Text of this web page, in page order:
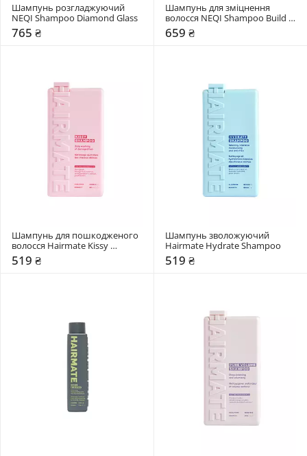
Шампунь розгладжуючий
NEQI Shampoo Diamond Glass
765 ₴
Шампунь для зміцнення
волосся NEQI Shampoo Build
Boost
659 ₴
Шампунь для пошкодженого
волосся Hairmate Kissy
Shampoo
519 ₴
Шампунь зволожуючий
Hairmate Hydrate Shampoo
519 ₴